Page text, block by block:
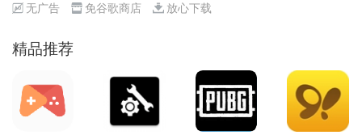
无广告 免谷歌商店 放心下载
精品推荐